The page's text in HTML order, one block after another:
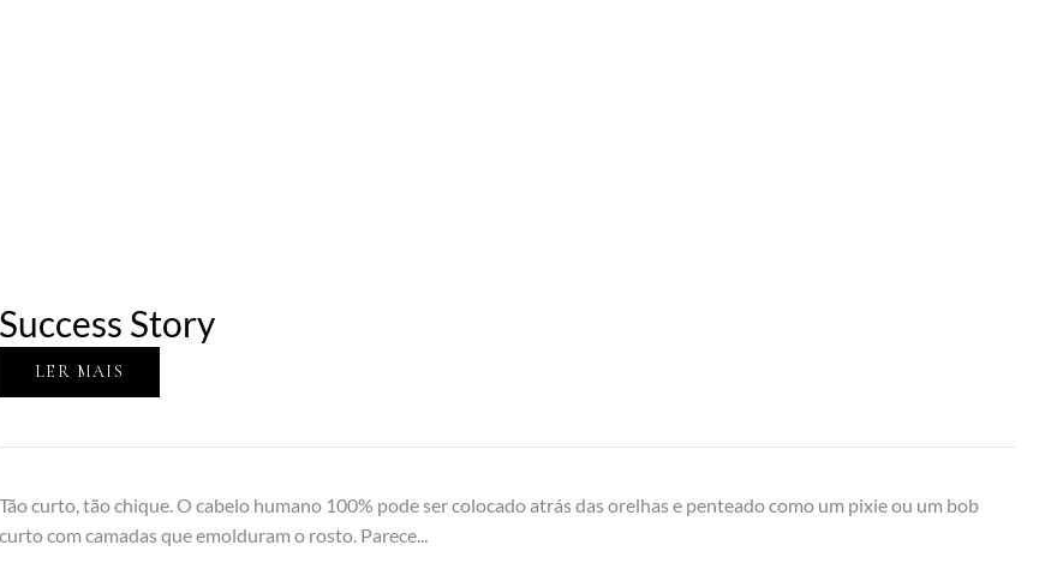
Success Story
LER MAIS
Tão curto, tão chique. O cabelo humano 100% pode ser colocado atrás das orelhas e penteado como um pixie ou um bob
curto com camadas que emolduram o rosto. Parece...